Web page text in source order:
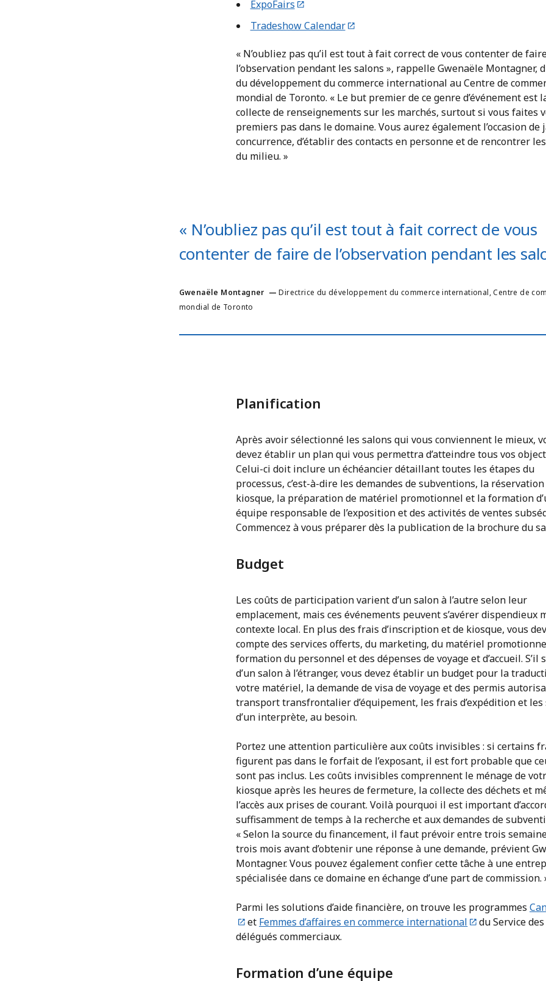
ExpoFairs
Tradeshow Calendar
« N’oubliez pas qu’il est tout à fait correct de vous contenter de
l’observation pendant les salons », rappelle Gwenaële Montagner,
du développement du commerce international au Centre de
mondial de Toronto. « Le but premier de ce genre d’événement est
collecte de renseignements sur les marchés, surtout si vous faites
premiers pas dans le domaine. Vous aurez également l’occasion de
concurrence, d’établir des contacts en personne et de rencontrer
du milieu. »
« N’oubliez pas qu’il est tout à fait correct de vous
contenter de faire de l’observation pendant les
Gwenaële Montagner —Directrice du développement du commerce international,Centre de
mondial de Toronto
Planification
Après avoir sélectionné les salons qui vous conviennent le mieux,
devez établir un plan qui vous permettra d’atteindre tous vos
Celui-ci doit inclure un échéancier détaillant toutes les étapes du
processus, c’est-à-dire les demandes de subventions, la réservation
kiosque, la préparation de matériel promotionnel et la formation
équipe responsable de l’exposition et des activités de ventes
Commencez à vous préparer dès la publication de la brochure du
Budget
Les coûts de participation varient d’un salon à l’autre selon leur
emplacement, mais ces événements peuvent s’avérer dispendieux
contexte local. En plus des frais d’inscription et de kiosque, vous
compte des services offerts, du marketing, du matériel
formation du personnel et des dépenses de voyage et d’accueil. S’il
d’un salon à l’étranger, vous devez établir un budget pour la
votre matériel, la demande de visa de voyage et des permis
transport transfrontalier d’équipement, les frais d’expédition et les
d’un interprète, au besoin.
Portez une attention particulière aux coûts invisibles : si certains
figurent pas dans le forfait de l’exposant, il est fort probable que
sont pas inclus. Les coûts invisibles comprennent le ménage de
kiosque après les heures de fermeture, la collecte des déchets et
l’accès aux prises de courant. Voilà pourquoi il est important
suffisamment de temps à la recherche et aux demandes de
« Selon la source du financement, il faut prévoir entre trois
trois mois avant d’obtenir une réponse à une demande, prévient
Montagner. Vous pouvez également confier cette tâche à une
spécialisée dans ce domaine en échange d’une part de commission.
Parmi les solutions d’aide financière, on trouve les programmes
et Femmes d’affaires en commerce international
du Service des
délégués commerciaux.
Formation d’une équipe